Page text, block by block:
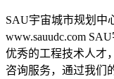
SAU宇宙城市规划中
www.sauudc.com
优秀的工程技术人才
咨询服务，通过我们